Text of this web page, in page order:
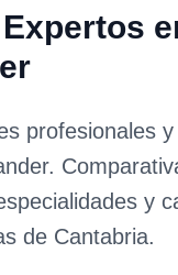
profesionales
.
y
de Cantabria.